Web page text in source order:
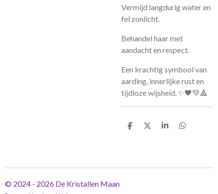
Vermijd langdurig water en
fel zonlicht.
Behandel haar met
aandacht en respect.
Een krachtig symbool van
aarding, innerlijke rust en
tijdloze wijsheid. ✨🖤💚🔺
D
D
S
D
© 2024 - 2026 De Kristallen Maan